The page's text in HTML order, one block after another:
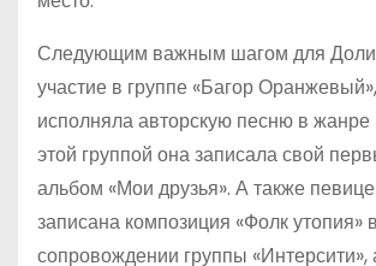
Следующим важным шагом для
участие в группе «Багор
исполняла авторскую песню в
этой группой она записала свой
альбом «Мои друзья». А также
записана композиция «Фолк утопия» в
сопровождении группы «Интерсити»,